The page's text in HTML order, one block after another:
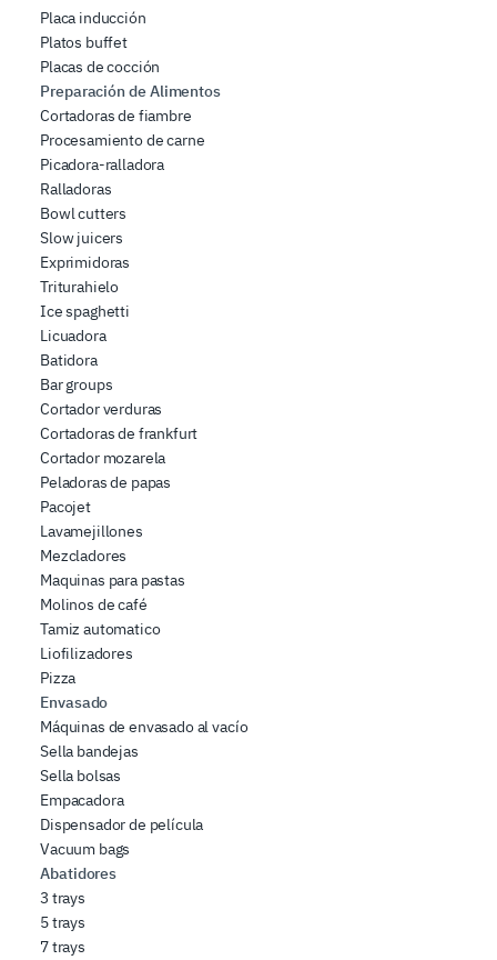
Placa inducción
Platos buffet
Placas de cocción
Preparación de Alimentos
Cortadoras de fiambre
Procesamiento de carne
Picadora-ralladora
Ralladoras
Bowl cutters
Slow juicers
Exprimidoras
Triturahielo
Ice spaghetti
Licuadora
Batidora
Bar groups
Cortador verduras
Cortadoras de frankfurt
Cortador mozarela
Peladoras de papas
Pacojet
Lavamejillones
Mezcladores
Maquinas para pastas
Molinos de café
Tamiz automatico
Liofilizadores
Pizza
Envasado
Máquinas de envasado al vacío
Sella bandejas
Sella bolsas
Empacadora
Dispensador de película
Vacuum bags
Abatidores
3 trays
5 trays
7 trays